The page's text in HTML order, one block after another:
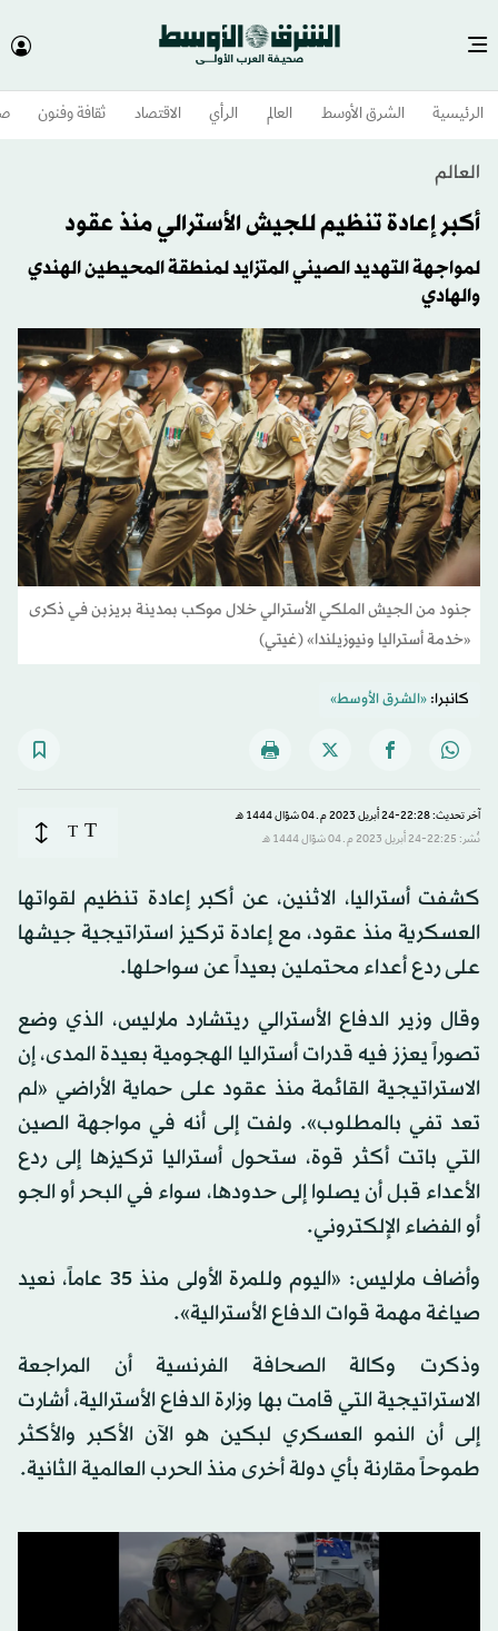
الرئيسية الشرق الأوسط​ العالم الرأي الاقتصاد ثقافة وفنون
العالم
أكبر إعادة تنظيم للجيش الأسترالي منذ عقود
لمواجهة التهديد الصيني المتزايد لمنطقة المحيطين الهندي
والهادي
جنود من الجيش الملكي الأسترالي خلال موكب بمدينة بريزبن في ذكرى
«خدمة أستراليا ونيوزيلندا» (غيتي)
كانبرا:«الشرق الأوسط»
آخر تحديث: 22:28-24 أبريل 2023 م ـ 04 شوّال 1444 هـ
نُشر: 22:25-24 أبريل 2023 م ـ 04 شوّال 1444 هـ
T
T
كشفت أستراليا، الاثنين، عن أكبر إعادة تنظيم لقواتها
العسكرية منذ عقود، مع إعادة تركيز استراتيجية جيشها
على ردع أعداء محتملين بعيداً عن سواحلها.
وقال وزير الدفاع الأسترالي ريتشارد مارليس، الذي وضع
تصوراً يعزز فيه قدرات أستراليا الهجومية بعيدة المدى، إن
الاستراتيجية القائمة منذ عقود على حماية الأراضي «لم
تعد تفي بالمطلوب». ولفت إلى أنه في مواجهة الصين
التي باتت أكثر قوة، ستحول أستراليا تركيزها إلى ردع
الأعداء قبل أن يصلوا إلى حدودها، سواء في البحر أو الجو
أو الفضاء الإلكتروني.
وأضاف مارليس: «اليوم وللمرة الأولى منذ 35 عاماً، نعيد
صياغة مهمة قوات الدفاع الأسترالية».
وذكرت وكالة الصحافة الفرنسية أن المراجعة
الاستراتيجية التي قامت بها وزارة الدفاع الأسترالية، أشارت
إلى أن النمو العسكري لبكين هو الآن الأكبر والأكثر
طموحاً مقارنة بأي دولة أخرى منذ الحرب العالمية الثانية.